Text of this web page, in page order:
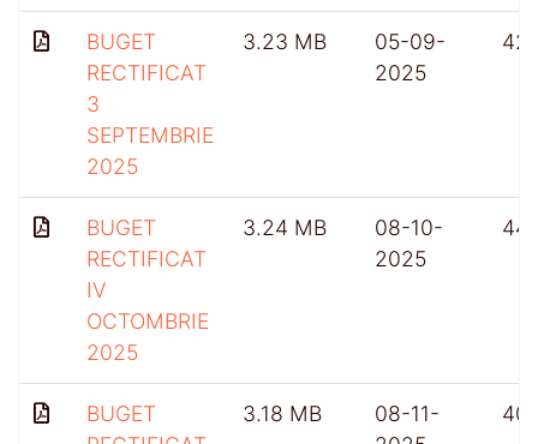
BUGET
RECTIFICAT
3
SEPTEMBRIE
2025
3.23 MB
05-09-
2025
BUGET
RECTIFICAT
IV
OCTOMBRIE
2025
3.24 MB
08-10-
2025
BUGET
3.18 MB
08-11-
401